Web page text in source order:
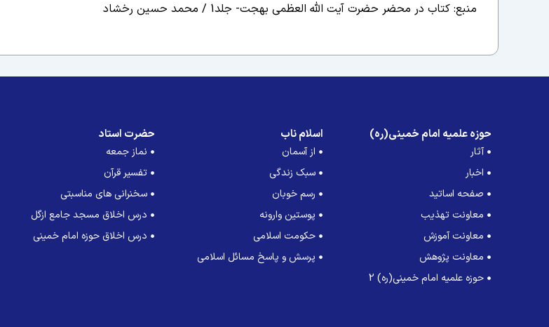
منبع: کتاب در محضر حضرت آیت الله العظمی بهجت- جلد1 / محمد حسین رخشاد
حوزه علمیه امام خمینی(ره)
آثار
اخبار
صفحه اساتید
معاونت تهذیب
معاونت آموزش
معاونت پژوهش
حوزه علمیه امام خمینی(ره) 2
اسلام ناب
از آسمان
سبک زندگی
رسم خوبان
پوستین وارونه
حکومت اسلامی
پرسش و پاسخ مسائل اسلامی
حضرت استاد
نماز جمعه
تفسیر قرآن
سخنرانی های مناسبتی
درس اخلاق مسجد جامع ازگل
درس اخلاق حوزه امام خمینی